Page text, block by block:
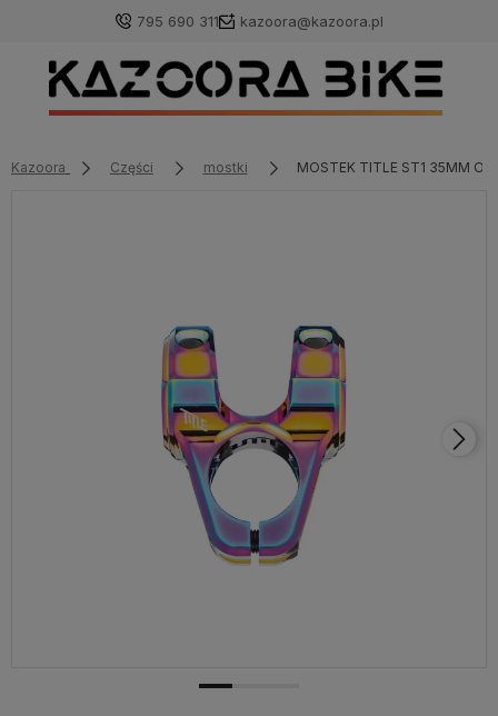
795 690 311 kazoora@kazoora.pl
Kazoora Części mostki MOSTEK TITLE ST1 35MM